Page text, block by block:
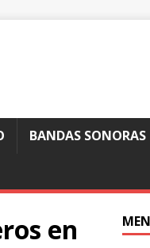
BANDAS SONORAS
en